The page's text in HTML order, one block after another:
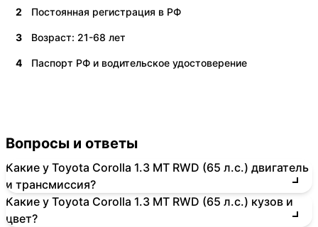
2 Постоянная регистрация в РФ
3 Возраст: 21-68 лет
4 Паспорт РФ и водительское удостоверение
Вопросы и ответы
Какие у Toyota Corolla 1.3 MT RWD (65 л.с.) двигатель
и трансмиссия?
Какие у Toyota Corolla 1.3 MT RWD (65 л.с.) кузов и
цвет?